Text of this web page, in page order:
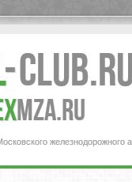
-
MZA.RU
железнодорожного